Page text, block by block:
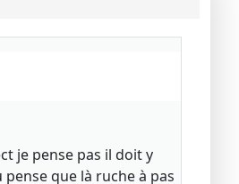
je pense pas il doit y
que là ruche à pas